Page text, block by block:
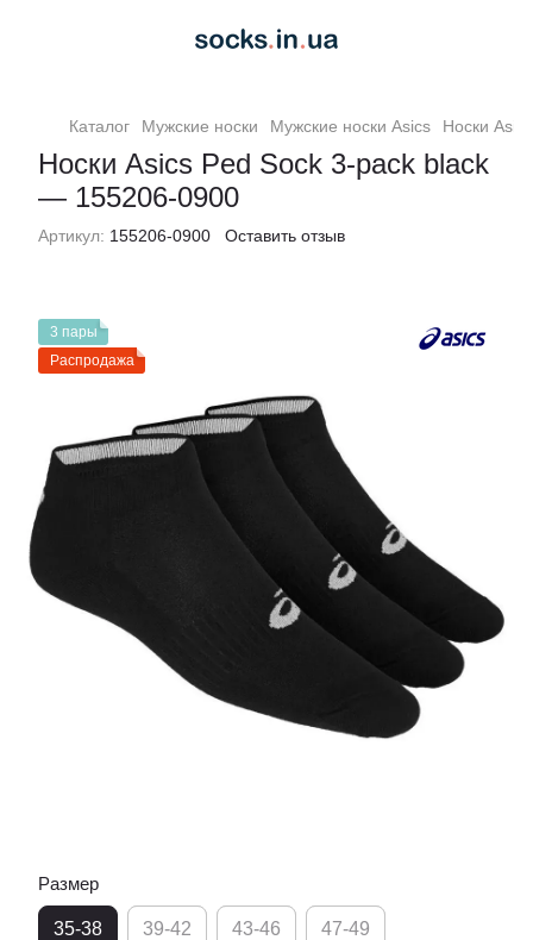
Каталог Мужские носки Мужские носки Asics Носки
Носки Asics Ped Sock 3-pack black
— 155206-0900
Артикул: 155206-0900 Оставить отзыв
3 пары
Распродажа
Размер
35-38 39-42 43-46 47-49